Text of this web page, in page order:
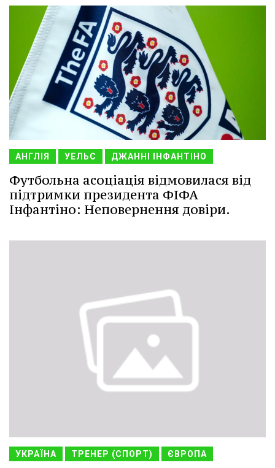
АНГЛІЯ УЕЛЬС ДЖАННІ ІНФАНТІНО
Футбольна асоціація відмовилася від
підтримки президента ФІФА
Інфантіно: Неповернення довіри.
УКРАЇНА ТРЕНЕР (СПОРТ) ЄВРОПА